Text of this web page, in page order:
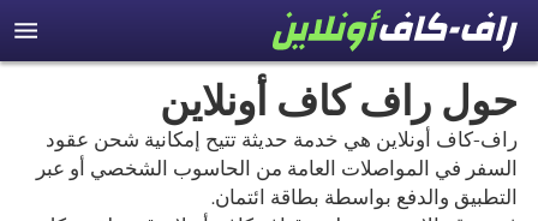
حول راف كاف أونلاين
راف-كاف أونلاين هي خدمة حديثة تتيح إمكانية شحن عقود
السفر في المواصلات العامة من الحاسوب الشخصي أو عبر
التطبيق والدفع بواسطة بطاقة ائتمان.